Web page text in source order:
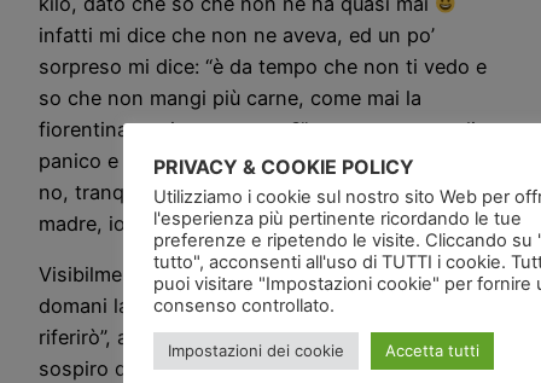
infatti mi dice che non ne aveva, ed un po’
sorpreso mi dice: “è da tempo che non ti vedo e
so che non mangi più carne, come mai la
fiorentina un ripensamento?” … un momento di
panico e poi riprendo il controllo, e rispondo “no
no, tranquillo la carne non è per me ma per mia
madre, io non mangio più carne!”
Visibilmente inc….to mi risponde “bhe c’è l’ho
domani la fiorentina”, gli rispondo “ok grazie
riferirò”, allo scampato pericolo ho tirato un
sospiro di sollievo … ma assolutamente devo
PRIVACY & COOKIE POLICY
Utilizziamo i cookie sul nostro sito Web per
l'esperienza più pertinente ricordando le tue
preferenze e ripetendo le visite. Cliccando su
tutto", acconsenti all'uso di TUTTI i cookie.
puoi visitare "Impostazioni cookie" per fornire
consenso controllato.
Impostazioni dei cookie Accetta tutti